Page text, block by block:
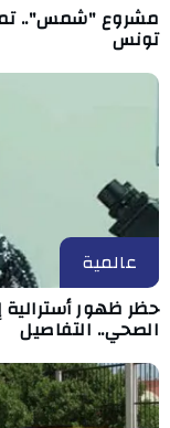
مشروع "شمس"..
تونس
عالمية
حظر ظهور
الصحي.. التفاصيل